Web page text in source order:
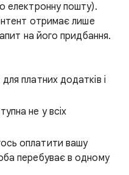
електронну пошту).
отримає лише
на його придбання.
платних додатків і
не у всіх
оплатити вашу
перебуває в одному